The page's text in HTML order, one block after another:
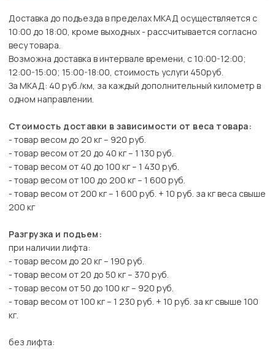
Доставка до подъезда в пределах МКАД осуществляется с
10:00 до 18:00, кроме выходных - рассчитывается согласно
весу товара.
Возможна доставка в интервале времени, с 10:00-12:00;
12:00-15:00; 15:00-18:00, стоимость услуги 450руб.
За МКАД: 40 руб./км, за каждый дополнительный километр в
одном направлении.
Стоимость доставки в зависимости от веса товара:
- товар весом до 20 кг – 920 руб.
- товар весом от 20 до 40 кг – 1 130 руб.
- товар весом от 40 до 100 кг – 1 430 руб.
- товар весом от 100 до 200 кг – 1 600 руб.
- товар весом от 200 кг – 1 600 руб. + 10 руб. за кг веса свыше
200 кг
Разгрузка и подъем:
при наличии лифта:
- товар весом до 20 кг – 190 руб.
- товар весом от 20 до 50 кг – 370 руб.
- товар весом от 50 до 100 кг – 920 руб.
- товар весом от 100 кг – 1 230 руб. + 10 руб. за кг свыше 100
кг.
без лифта: